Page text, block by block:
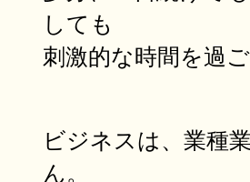
しても
刺激的な時間を過
ビジネスは、業種
ん。